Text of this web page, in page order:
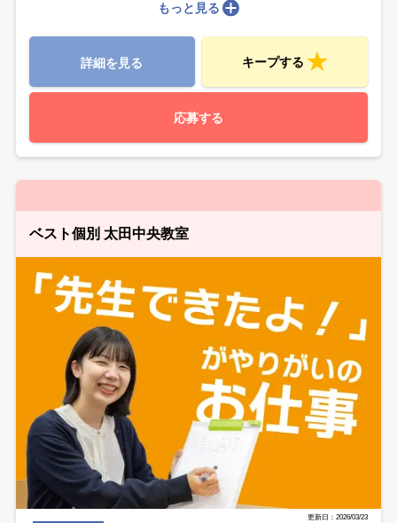
もっと見る
詳細を見る キープする
応募する
ベスト個別 太田中央教室
更新日：2026/03/23